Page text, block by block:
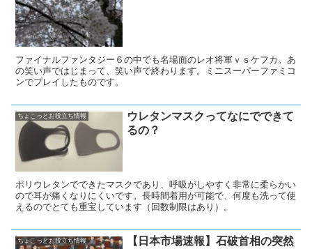
ファイナルファンタジー６の中でも名場面のレオ将軍ｖｓケフカ。あ
の笑い声ではじまって、笑い声で終わります。ミニスーパーファミコ
ンでプレイしたものです。
ちょこっとお役立ち情報
ウレタンマスクってなにでできて
るの？
ポリウレタンでできたマスクであり、呼吸がしやすく非常に柔らかい
ので耳が痛くなりにくいです。長時間着用が可能で、何度も洗って使
えるのでとても重宝しています（回数制限はあり）。
ちょこっとお役立ち情報
【日本市場速報】石破首相の突然